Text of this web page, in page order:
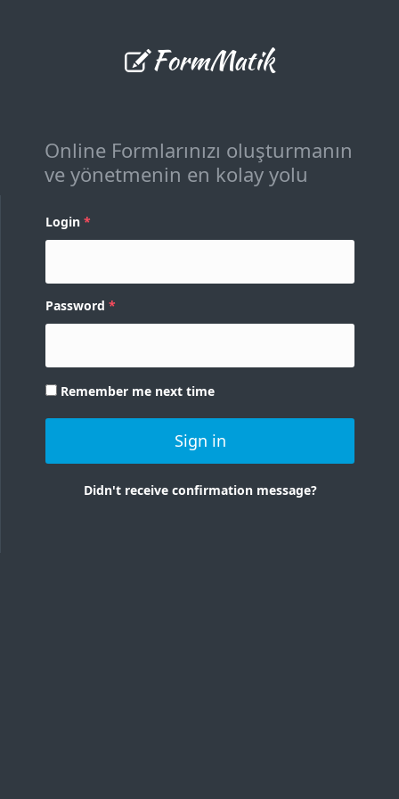
FormMatik
Online Formlarınızı oluşturmanın
ve yönetmenin en kolay yolu
Login
Password
Remember me next time
Sign in
Didn't receive confirmation message?